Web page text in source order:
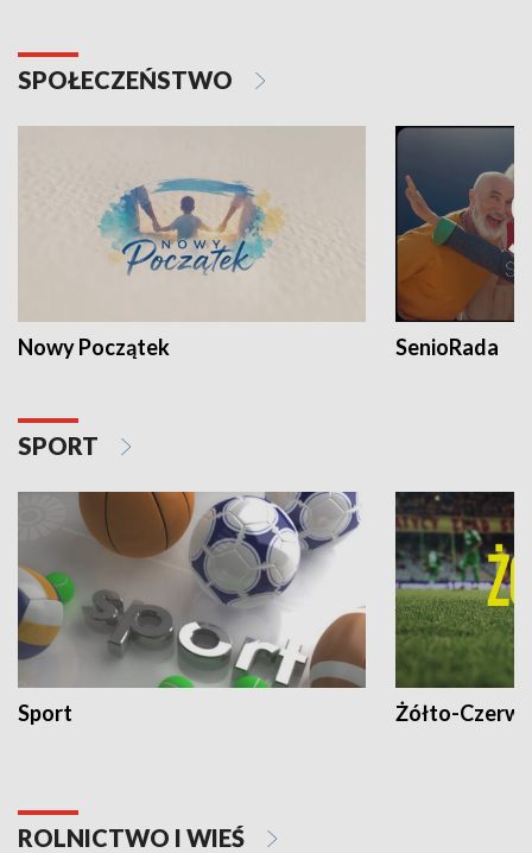
SPOŁECZEŃSTWO
Nowy Początek SenioRada
SPORT
Sport Żółto-
ROLNICTWO I WIEŚ